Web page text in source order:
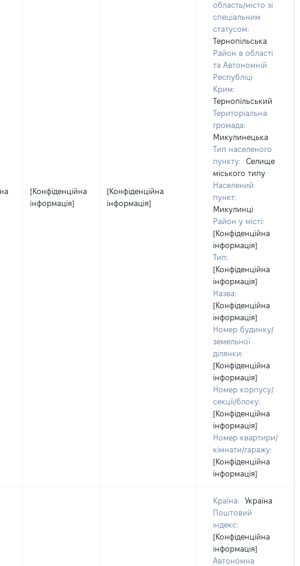
[Конфіденційна
інформація]
[Конфіденційна
інформація]
область/місто зі
спеціальним
статусом:
Тернопільська
Район в області
та Автономній
Республіці
Крим:
Тернопільський
Територіальна
громада:
Микулинецька
Тип населеного
пункту:
Селище
міського типу
Населений
пункт:
Микулинці
Район у місті:
[Конфіденційна
інформація]
Тип:
[Конфіденційна
інформація]
Назва:
[Конфіденційна
інформація]
Номер будинку/
земельної
ділянки:
[Конфіденційна
інформація]
Номер корпусу/
секції/блоку:
[Конфіденційна
інформація]
Номер квартири/
кімнати/гаражу:
[Конфіденційна
інформація]
Країна:
Україна
Поштовий
індекс:
[Конфіденційна
інформація]
Автономна